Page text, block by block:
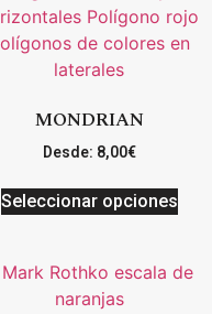
MONDRIAN
Desde: 8,00€
Seleccionar opciones